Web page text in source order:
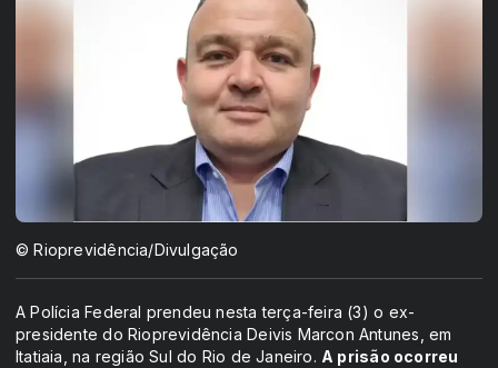
© Rioprevidência/Divulgação
A Polícia Federal prendeu nesta terça-feira (3) o ex-
presidente do Rioprevidência Deivis Marcon Antunes, em
Itatiaia, na região Sul do Rio de Janeiro. A prisão ocorreu